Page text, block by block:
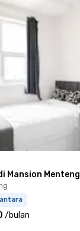
Mansion Menteng
/bulan